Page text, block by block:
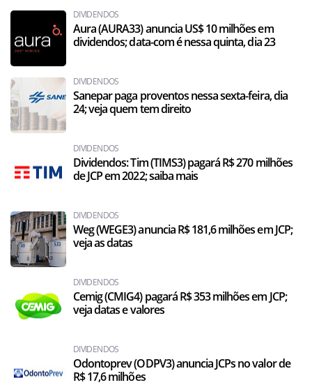
DIVIDENDOS
Aura (AURA33) anuncia US$ 10 milhões em
dividendos; data-com é nessa quinta, dia 23
DIVIDENDOS
Sanepar paga proventos nessa sexta-feira, dia
24; veja quem tem direito
DIVIDENDOS
Dividendos: Tim (TIMS3) pagará R$ 270 milhões
de JCP em 2022; saiba mais
DIVIDENDOS
Weg (WEGE3) anuncia R$ 181,6 milhões em JCP;
veja as datas
DIVIDENDOS
Cemig (CMIG4) pagará R$ 353 milhões em JCP;
veja datas e valores
DIVIDENDOS
Odontoprev (ODPV3) anuncia JCPs no valor de
R$ 17,6 milhões